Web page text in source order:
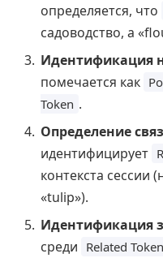
определяется, что
садоводство, а
Идентификация
помечается как
Token .
Определение
идентифицирует
контекста сессии
«tulip»).
Идентификация
среди Related